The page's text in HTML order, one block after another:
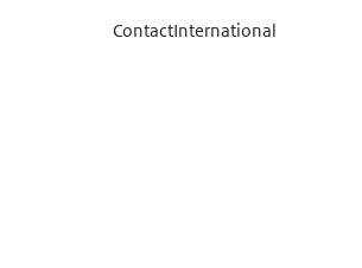
ContactInternational